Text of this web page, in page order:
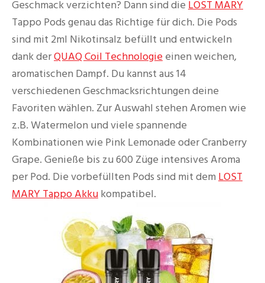
Geschmack verzichten? Dann sind die LOST MARY
Tappo Pods genau das Richtige für dich. Die Pods
sind mit 2ml Nikotinsalz befüllt und entwickeln
dank derQUAQ Coil Technologie einen weichen,
aromatischen Dampf. Du kannst aus 14
verschiedenen Geschmacksrichtungen deine
Favoriten wählen. Zur Auswahl stehen Aromen wie
z.B. Watermelon und viele spannende
Kombinationen wie Pink Lemonade oder Cranberry
Grape. Genieße bis zu 600 Züge intensives Aroma
per Pod. Die vorbefüllten Pods sind mit dem LOST
MARY Tappo Akku kompatibel.